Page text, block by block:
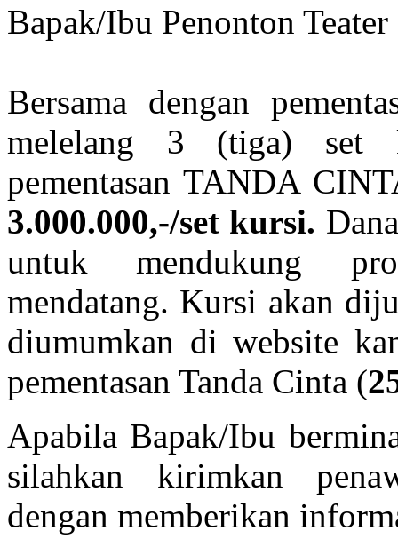
Bapak/Ibu Penonton
Bersama dengan
melelang 3 (tiga) set
pementasan TANDA
3.000.000,-/set kursi.
untuk mendukung
mendatang. Kursi akan
diumumkan di website
pementasan Tanda Cinta (
Apabila Bapak/Ibu
silahkan kirimkan
dengan memberikan